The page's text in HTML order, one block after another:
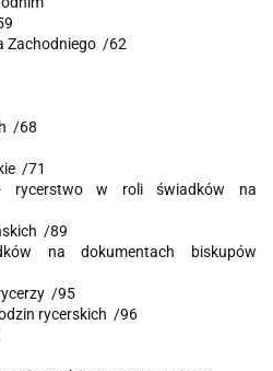
Zachodniego /62
/68
/71
rycerstwo w roli świadków na
/89
na dokumentach biskupów
/95
rycerskich /96